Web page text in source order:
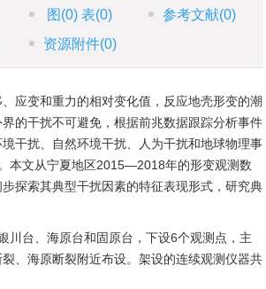
图 (0)表(0) 参考文献(0)
资源附件(0)
应变和重力的相对变化值，反应地壳形变的潮
的干扰不可避免，根据前兆数据跟踪分析事件
干扰、自然环境干扰、人为干扰和地球物理事
本文从宁夏地区2015—2018年的形变观测数
探索其典型干扰因素的特征表现形式，研究典
川台、海原台和固原台，下设6个观测点，主
、海原断裂附近布设。架设的连续观测仪器共